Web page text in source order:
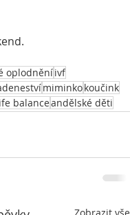
oplodněníivf
miminkokoučink
balanceandělské děti